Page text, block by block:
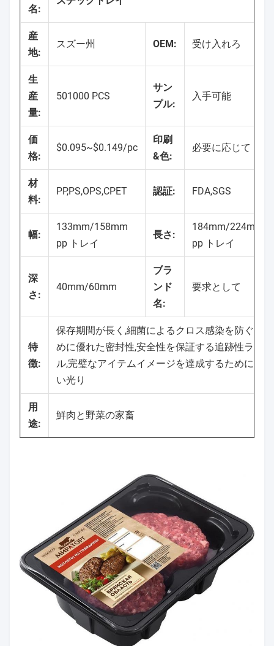
名:
産
地:
スズー州 OEM: 受け入れろ
生
産
量:
501000 PCS
サン
プル:
入手可能
価
格:
$0.095~$0.149/pc
印刷
&色:
必要に応じて
材
料:
PP,PS,OPS,CPET 認証: FDA,SGS
幅:
133mm/158mm
pp トレイ
長さ:
184mm/224mm
pp トレイ
深
さ:
40mm/60mm
ブラ
ンド
名:
要求として
特
徴:
保存期間が長く,細菌によるクロス感染を防ぐた
めに優れた密封性,安全性を保証する追跡性ラベ
ル,完璧なアイテムイメージを達成するために高
い光り
用
途:
鮮肉と野菜の家畜